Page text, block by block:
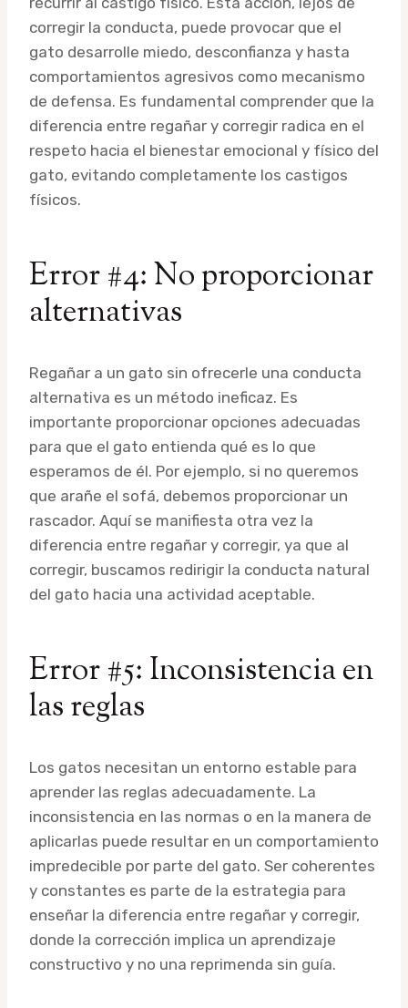
corregir la conducta, puede provocar que el
gato desarrolle miedo, desconfianza y hasta
comportamientos agresivos como mecanismo
de defensa. Es fundamental comprender que la
diferencia entre regañar y corregir radica en el
respeto hacia el bienestar emocional y físico del
gato, evitando completamente los castigos
físicos.
Error #4: No proporcionar
alternativas
Regañar a un gato sin ofrecerle una conducta
alternativa es un método ineficaz. Es
importante proporcionar opciones adecuadas
para que el gato entienda qué es lo que
esperamos de él. Por ejemplo, si no queremos
que arañe el sofá, debemos proporcionar un
rascador. Aquí se manifiesta otra vez la
diferencia entre regañar y corregir, ya que al
corregir, buscamos redirigir la conducta natural
del gato hacia una actividad aceptable.
Error #5: Inconsistencia en
las reglas
Los gatos necesitan un entorno estable para
aprender las reglas adecuadamente. La
inconsistencia en las normas o en la manera de
aplicarlas puede resultar en un comportamiento
impredecible por parte del gato. Ser coherentes
y constantes es parte de la estrategia para
enseñar la diferencia entre regañar y corregir,
donde la corrección implica un aprendizaje
constructivo y no una reprimenda sin guía.